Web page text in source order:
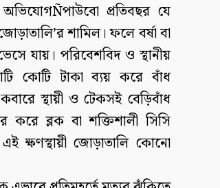
অভিযোগÑপাউবো প্রতিবছর যে
শামিল। ফলে বর্ষা বা
যায়। পরিবেশবিদ ও স্থানীয়
কোটি টাকা ব্যয় করে বাঁধ
স্থায়ী ও টেকসই বেড়িবাঁধ
করে ব্লক বা শক্তিশালী সিসি
ক্ষণস্থায়ী জোড়াতালি কোনো